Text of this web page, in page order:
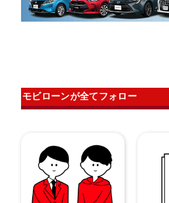
モビローンが全てフォロー